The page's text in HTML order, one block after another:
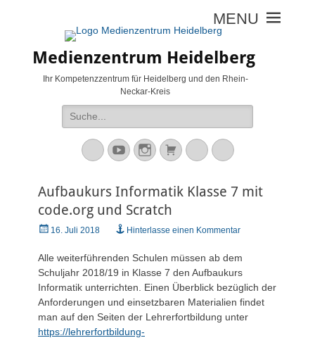
Medienzentrum Heidelberg
Ihr Kompetenzzentrum für Heidelberg und den Rhein-
Neckar-Kreis
Suche
nach:
Mastodon
YouTubeInstagramWarenkorb
CloudPeertube
Aufbaukurs Informatik Klasse 7 mit
code.org und Scratch
Veröffentlicht
16. Juli 2018 Hinterlasse einen Kommentar
Alle weiterführenden Schulen müssen ab dem
Schuljahr 2018/19 in Klasse 7 den Aufbaukurs
Informatik unterrichten. Einen Überblick bezüglich der
Anforderungen und einsetzbaren Materialien findet
man auf den Seiten der Lehrerfortbildung unter
https://lehrerfortbildung-